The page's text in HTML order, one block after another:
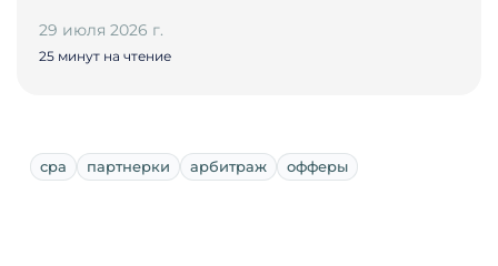
29 июля 2026 г.
25 минут на чтение
cpa партнерки арбитраж офферы